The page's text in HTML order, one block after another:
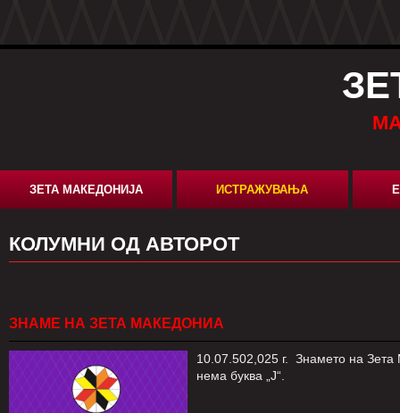
ЗЕТА МАКЕДОНИЈА ИСТРАЖУВАЊА
КОЛУМНИ ОД АВТОРОТ
ЗНАМЕ НА ЗЕТА МАКЕДОНИА
10.07.502,025 г. Знамето на
нема буква „Ј“.